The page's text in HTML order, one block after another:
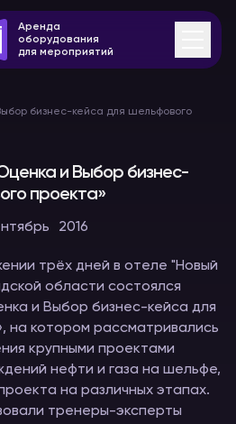
Аренда
оборудования
для мероприятий
бизнес-кейса для шельфового
и Выбор бизнес-
проекта»
2016
трёх дней в отеле "Новый
области состоялся
и Выбор бизнес-кейса для
на котором рассматривались
крупными проектами
нефти и газа на шельфе,
на различных этапах.
тренеры-эксперты